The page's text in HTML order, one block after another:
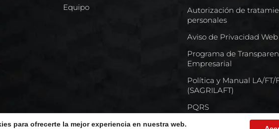
Equipo
Autorización de
personales
Aviso de Privacidad Web
Programa de
Empresarial
Política y Manual LA/FT/
(SAGRILAFT)
PQRS
para ofrecerte la mejor experiencia en nuestra web.